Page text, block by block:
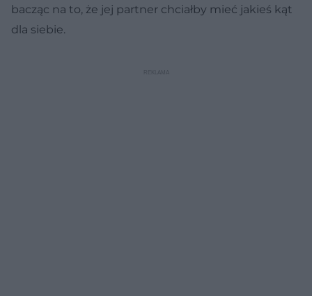
bacząc na to, że jej partner chciałby mieć jakieś kąt
dla siebie.